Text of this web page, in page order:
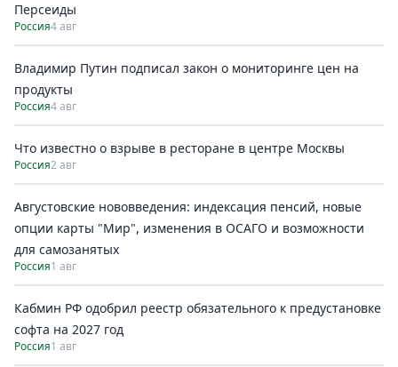
Персеиды
Россия4 авг
Владимир Путин подписал закон о мониторинге цен на
продукты
Россия4 авг
Что известно о взрыве в ресторане в центре Москвы
Россия2 авг
Августовские нововведения: индексация пенсий, новые
опции карты "Мир", изменения в ОСАГО и возможности
для самозанятых
Россия1 авг
Кабмин РФ одобрил реестр обязательного к предустановке
софта на 2027 год
Россия1 авг